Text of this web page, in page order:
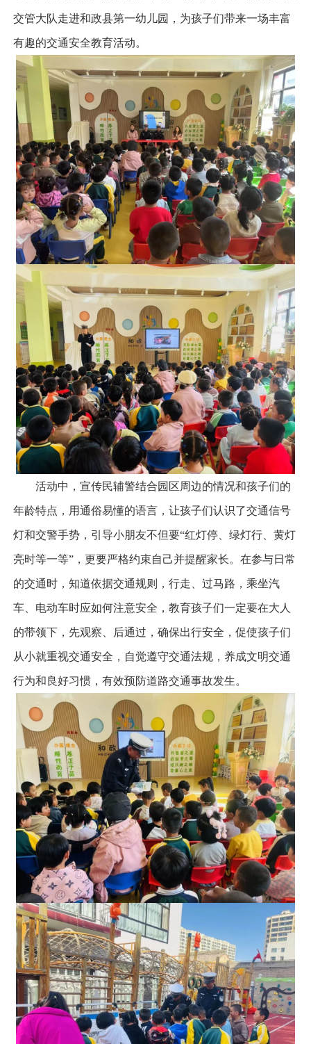
交管大队走进和政县第一幼儿园，为孩子们带来一场丰富
有趣的交通安全教育活动。
活动中，宣传民辅警结合园区周边的情况和孩子们的
年龄特点，用通俗易懂的语言，让孩子们认识了交通信号
灯和交警手势，引导小朋友不但要“红灯停、绿灯行、黄灯
亮时等一等”，更要严格约束自己并提醒家长。在参与日常
的交通时，知道依据交通规则，行走、过马路，乘坐汽
车、电动车时应如何注意安全，教育孩子们一定要在大人
的带领下，先观察、后通过，确保出行安全，促使孩子们
从小就重视交通安全，自觉遵守交通法规，养成文明交通
行为和良好习惯，有效预防道路交通事故发生。